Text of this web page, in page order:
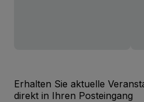
Erhalten Sie aktuelle
direkt in Ihren Posteingang